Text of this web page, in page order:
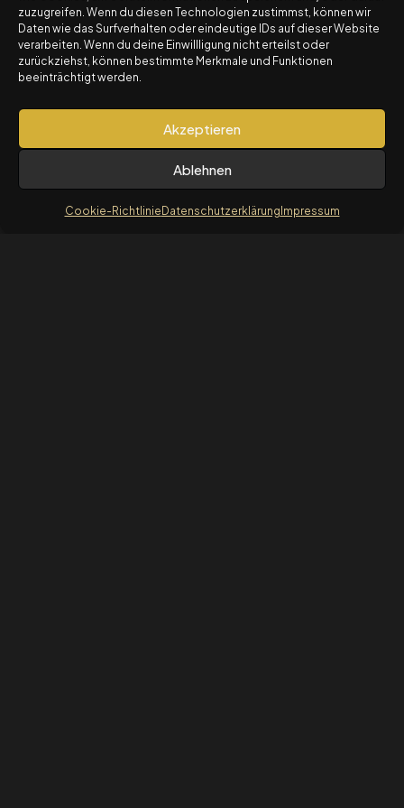
zuzugreifen. Wenn du diesen Technologien zustimmst, können wir
Daten wie das Surfverhalten oder eindeutige IDs auf dieser Website
verarbeiten. Wenn du deine Einwillligung nicht erteilst oder
zurückziehst, können bestimmte Merkmale und Funktionen
beeinträchtigt werden.
Akzeptieren
Ablehnen
Cookie-Richtlinie Datenschutzerklärung Impressum
© 2025 The Option Circle by Travel4AuroCapital LTD.
Alle Rechte vorbehalten.
erhebliche Risiken und ist nicht für alle Anleger
geeignet.
Für detaillierte Informationen: Risikohinweis und
Nutzungsbedingungen